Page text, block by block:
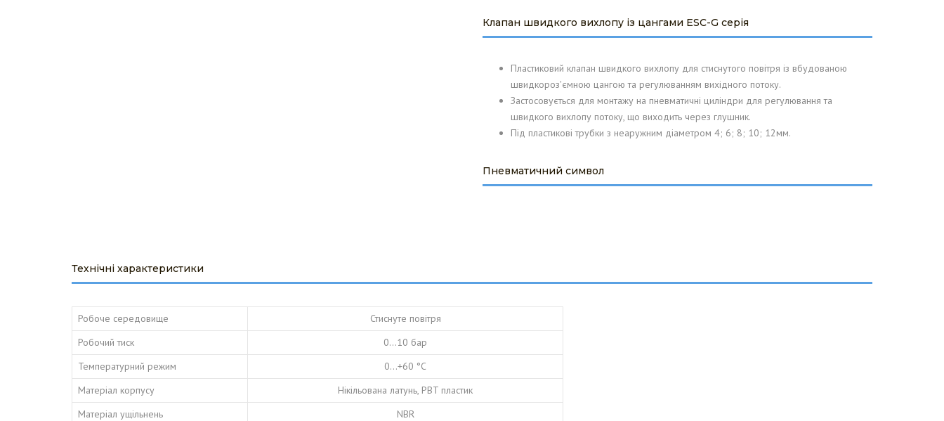
Клапан швидкого вихлопу із цангами ESC-G серія
Пластиковий клапан швидкого вихлопу для стиснутого повітря із вбудованою
швидкороз'ємною цангою та регулюванням вихідного потоку.
Застосовується для монтажу на пневматичні циліндри для регулювання та
швидкого вихлопу потоку, що виходить через глушник.
Під пластикові трубки з неаружним діаметром 4; 6; 8; 10; 12мм.
Пневматичний символ
Технічні характеристики
Робоче середовище
Стиснуте повітря
Робочий тиск
0…10 бар
Температурний режим
0…+60 °С
Матеріал корпусу
Нікільована латунь, PBT пластик
Матеріал ущільнень
NBR